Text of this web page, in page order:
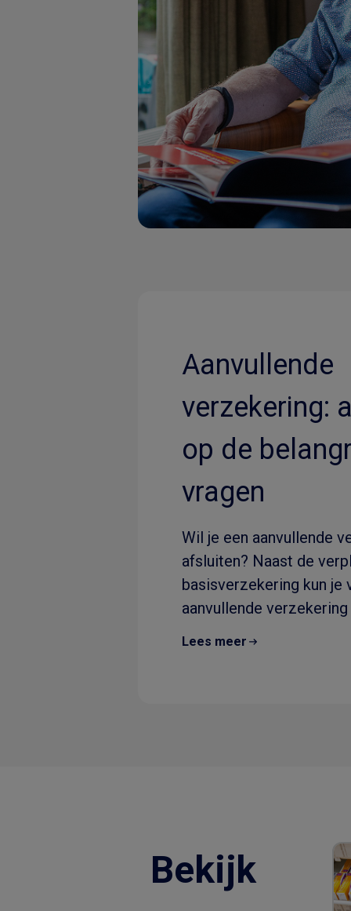
Aanvullende
verzekering:
op de
vragen
Wil je een aanvullende
afsluiten? Naast de
basisverzekering kun je
aanvullende
dus..
Lees meer
Bekijk